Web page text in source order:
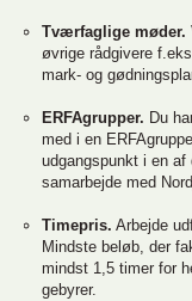
Tværfaglige møder.
øvrige rådgivere
mark- og
ERFAgrupper. Du
med i en
udgangspunkt i en af
samarbejde med
Timepris. Arbejde
Mindste beløb, der
mindst 1,5 timer for
gebyrer.